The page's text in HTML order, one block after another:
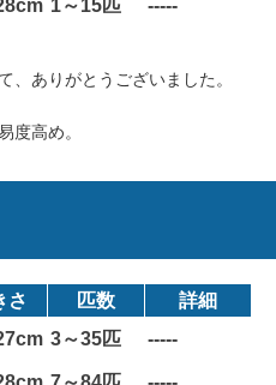
1～15匹 -----
、ありがとうございました。
度高め。
さ 匹数
詳細
3～35匹 -----